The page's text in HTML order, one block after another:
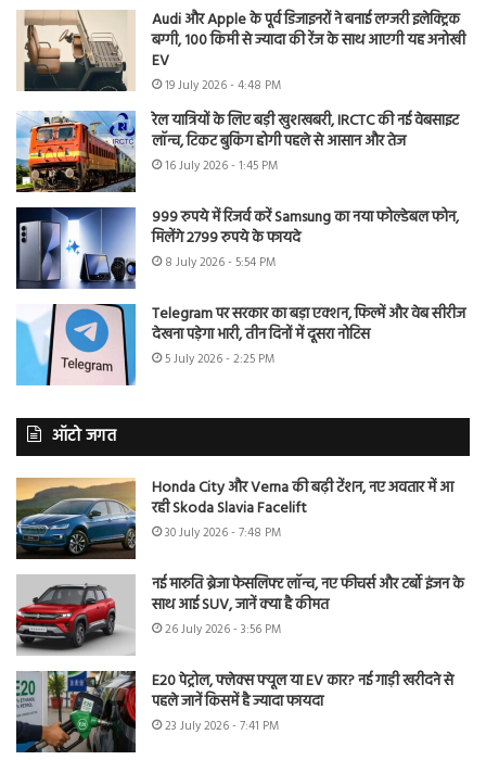
Audi और Apple के पूर्व डिजाइनरों ने बनाई लग्जरी इलेक्ट्रिक
बग्गी, 100 किमी से ज्यादा की रेंज के साथ आएगी यह अनोखी
EV
19 July 2026 - 4:48 PM
रेल यात्रियों के लिए बड़ी खुशखबरी, IRCTC की नई वेबसाइट
लॉन्च, टिकट बुकिंग होगी पहले से आसान और तेज
16 July 2026 - 1:45 PM
999 रुपये में रिजर्व करें Samsung का नया फोल्डेबल फोन,
मिलेंगे 2799 रुपये के फायदे
8 July 2026 - 5:54 PM
Telegram पर सरकार का बड़ा एक्शन, फिल्में और वेब सीरीज
देखना पड़ेगा भारी, तीन दिनों में दूसरा नोटिस
5 July 2026 - 2:25 PM
ऑटो जगत
Honda City और Verna की बढ़ी टेंशन, नए अवतार में आ
रही Skoda Slavia Facelift
30 July 2026 - 7:48 PM
नई मारुति ब्रेजा फेसलिफ्ट लॉन्च, नए फीचर्स और टर्बो इंजन के
साथ आई SUV, जानें क्या है कीमत
26 July 2026 - 3:56 PM
E20 पेट्रोल, फ्लेक्स फ्यूल या EV कार? नई गाड़ी खरीदने से
पहले जानें किसमें है ज्यादा फायदा
23 July 2026 - 7:41 PM